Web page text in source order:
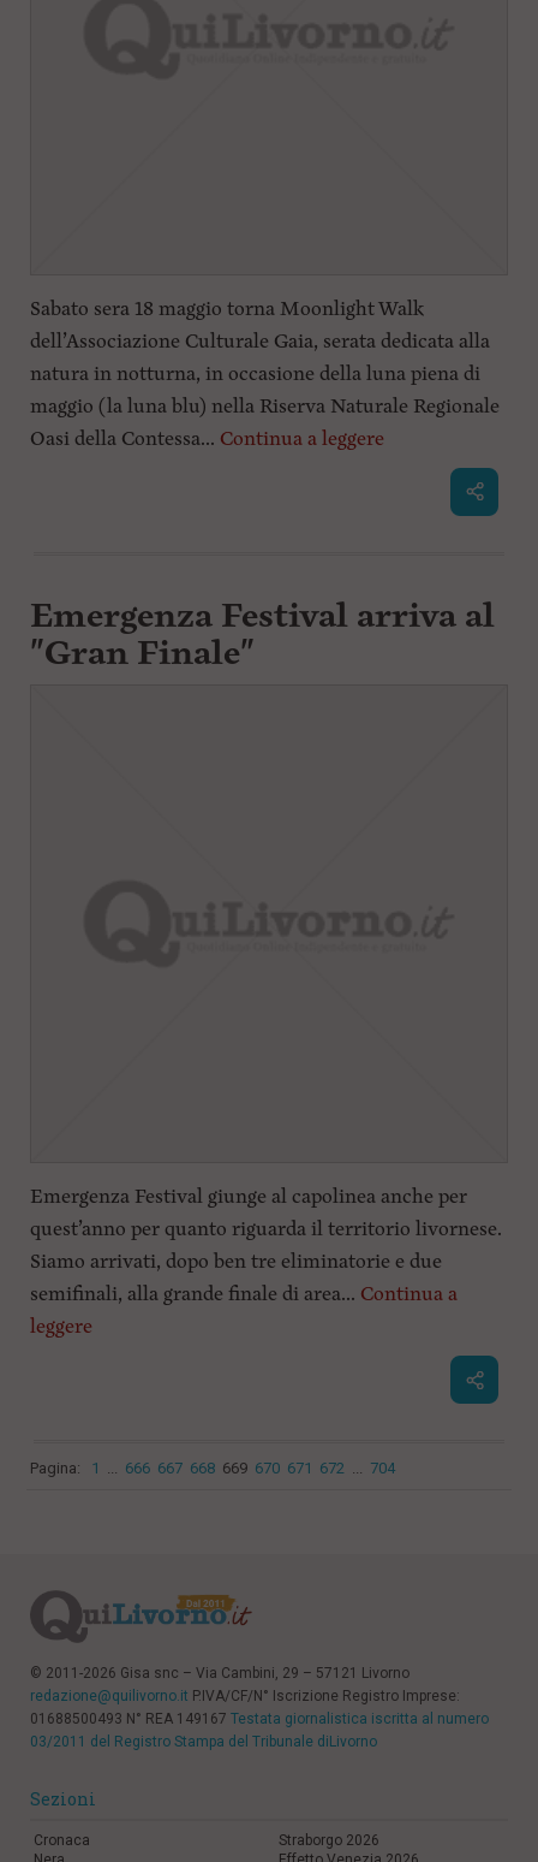
Sabato sera 18 maggio torna Moonlight Walk
dell’Associazione Culturale Gaia, serata dedicata alla
natura in notturna, in occasione della luna piena di
maggio (la luna blu) nella Riserva Naturale Regionale
Oasi della Contessa... Continua a leggere
Emergenza Festival arriva al
"Gran Finale"
Emergenza Festival giunge al capolinea anche per
quest’anno per quanto riguarda il territorio livornese.
Siamo arrivati, dopo ben tre eliminatorie e due
semifinali, alla grande finale di area... Continua a
leggere
Pagina: 1 ... 666 667 668 669 670 671 672 ... 704
© 2011-2026 Gisa snc – Via Cambini, 29 – 57121 Livorno
redazione@quilivorno.it P.IVA/CF/N° Iscrizione Registro Imprese:
01688500493 N° REA 149167 Testata giornalistica iscritta al numero
03/2011 del Registro Stampa del Tribunale diLivorno
Sezioni
Cronaca
Straborgo 2026